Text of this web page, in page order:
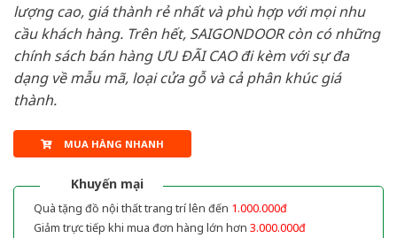
lượng cao, giá thành rẻ nhất và phù hợp với mọi nhu
cầu khách hàng. Trên hết, SAIGONDOOR còn có những
chính sách bán hàng ƯU ĐÃI CAO đi kèm với sự đa
dạng về mẫu mã, loại cửa gỗ và cả phân khúc giá
thành.
MUA HÀNG NHANH
Khuyến mại
Quà tặng đồ nội thất trang trí lên đến 1.000.000đ
Giảm trực tiếp khi mua đơn hàng lớn hơn 3.000.000đ